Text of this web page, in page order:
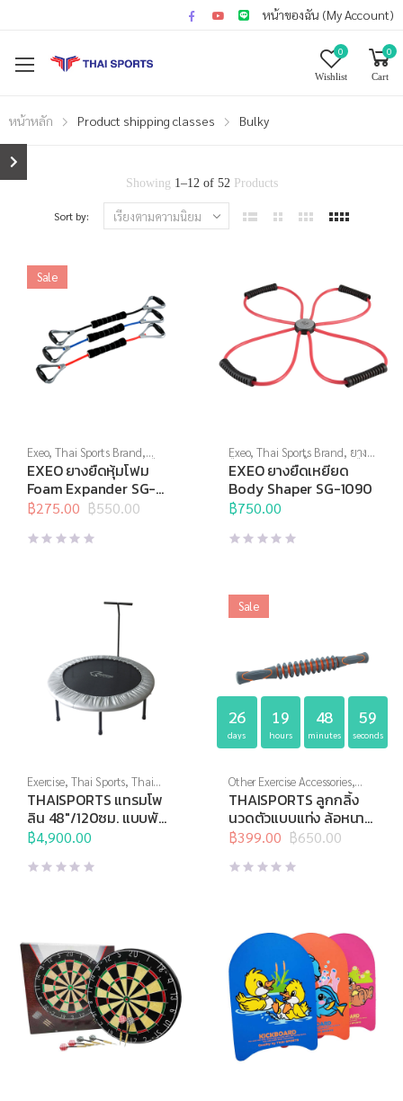
หน้าของฉัน (My Account)
0
Wishlist
0
Cart
หน้าหลัก Product shipping classes Bulky
Showing 1–12of 52Products
Sort by:
Sale
Exeo,Thai Sports Brand,
บริหารแกนกลางลำตัว,ยางยืด
สร้างกล้ามเนื้อ,สินค้าล็อต
สุดท้าย,อุปกรณ์บริหารกาย,
อุปกรณ์ยืดเหยียด,อุปกรณ์เพื่อ
สุขภาพ
EXEO ยางยืดหุ้มโฟม
Foam Expander SG-
1043
฿550.00
Original
price
was:
฿275.00
Current
price
is:
Exeo,Thai Sports Brand, ยาง
ยืด,สร้างกล้ามเนื้อ,อุปกรณ์ยืด
เหยียด
EXEO ยางยืดเหยียด
Body Shaper SG-1090
฿750.00
Exercise, Thai Sports, Thai
Sports Brand,อุปกรณ์บริหาร
กาย,แทรมโพลีน
THAISPORTS แทรมโพ
ลิน 48″/120ซม. แบบพับ
ได้ และมีราวจับ
฿4,900.00
Sale
26
days
19
hours
48
minutes
59
seconds
Other Exercise Accessories,
Thai Sports,อุปกรณ์คลายกล้าม
เนื้อ,อุปกรณ์นวด ,อุปกรณ์บริหาร
กาย,อุปกรณ์สุขภาพเพื่อผู้สูงวัย
THAISPORTS ลูกกลิ้ง
นวดตัวแบบแท่ง ล้อหนาม
H-1430
฿650.00
Original
price
was:
฿399.00
Current
price
is: